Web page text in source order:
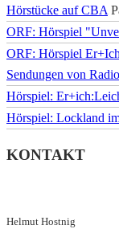
Hörstücke auf CBA
ORF: Hörspiel
ORF: Hörspiel Er+Ich
Sendungen von
Hörspiel:
Hörspiel: Lockland
KONTAKT
Helmut Hostnig